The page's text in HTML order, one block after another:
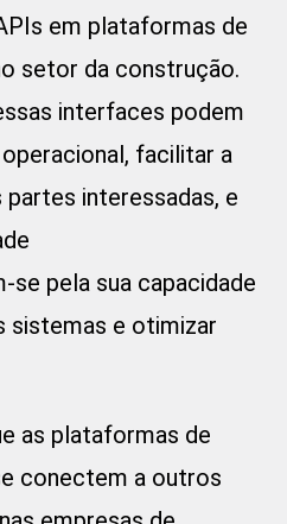
em plataformas de
setor da construção.
interfaces podem
facilitar a
interessadas, e
se pela sua capacidade
sistemas e otimizar
as plataformas de
conectem a outros